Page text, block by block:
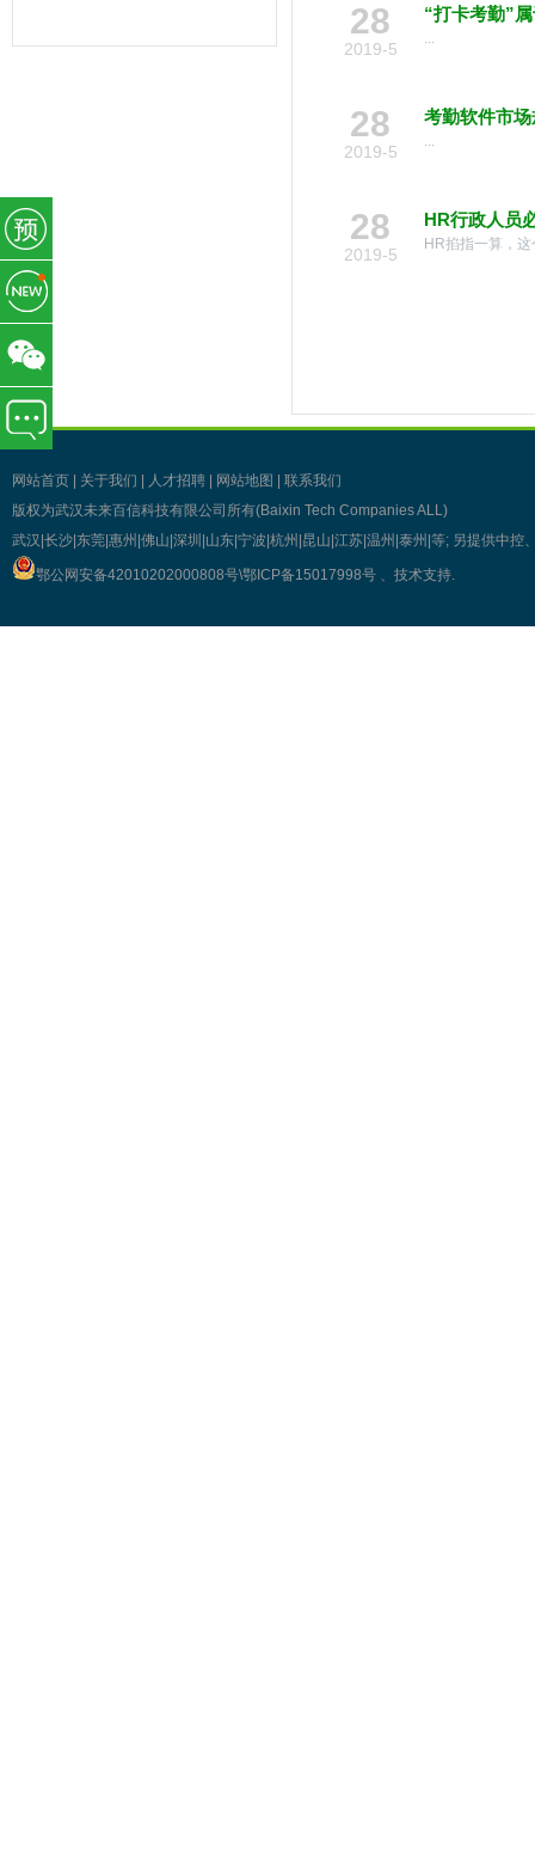
28
2019-5
“打卡考勤”
...
28
2019-5
考勤软件市
...
28
2019-5
HR行政人员
HR掐指一算，
网站首页 关于我们 人才招聘 网站地图
联系我们
版权为武汉未来百信科技有限公司所有(Baixin Tech Companies ALL)
武汉|长沙|东莞|惠州|佛山|深圳|山东|宁波|杭州|昆山|江苏|温州|泰州|等; 另提供中控
鄂公网安备42010202000808号\鄂ICP备15017998号 、技术支持.